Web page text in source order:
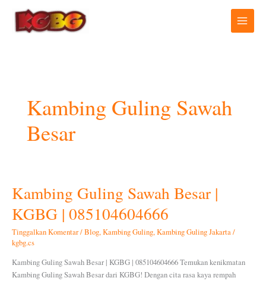
konten
Kambing Guling Sawah
Besar
Kambing Guling Sawah Besar |
KGBG | 085104604666
Tinggalkan Komentar/Blog,Kambing Guling,Kambing Guling Jakarta/
kgbg.cs
Kambing Guling Sawah Besar | KGBG | 085104604666 Temukan kenikmatan
Kambing Guling Sawah Besar dari KGBG! Dengan cita rasa kaya rempah
Kambing
Guling
Sawah
|
KGBG
|
085104604666